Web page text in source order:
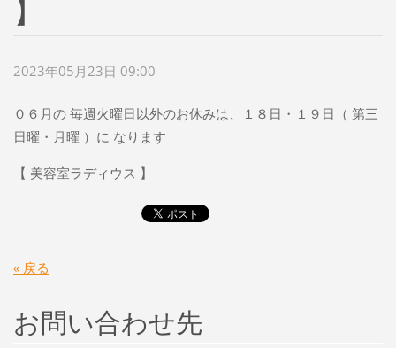
】
2023年05月23日 09:00
０６月の 毎週火曜日以外のお休みは、１８日・１９日（ 第三
日曜・月曜 ）に なります
【 美容室ラディウス 】
« 戻る
お問い合わせ先